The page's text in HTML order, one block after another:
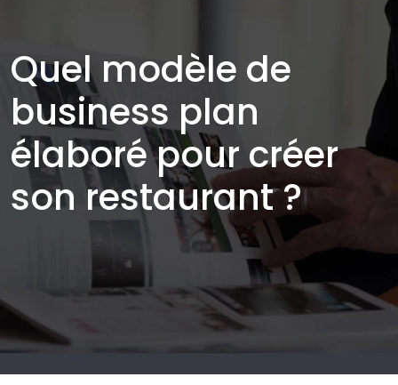
Quel modèle de
business plan
élaboré pour créer
son restaurant ?